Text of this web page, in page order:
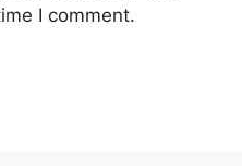
I comment.